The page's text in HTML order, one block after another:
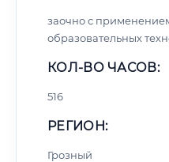
заочно с
образовательных
КОЛ-ВО ЧАСОВ:
516
РЕГИОН:
Грозный